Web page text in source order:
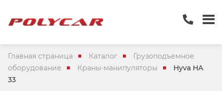
Главная страница Каталог
Грузоподъемное
оборудование
Краны-манипуляторы
Hyva HA
33